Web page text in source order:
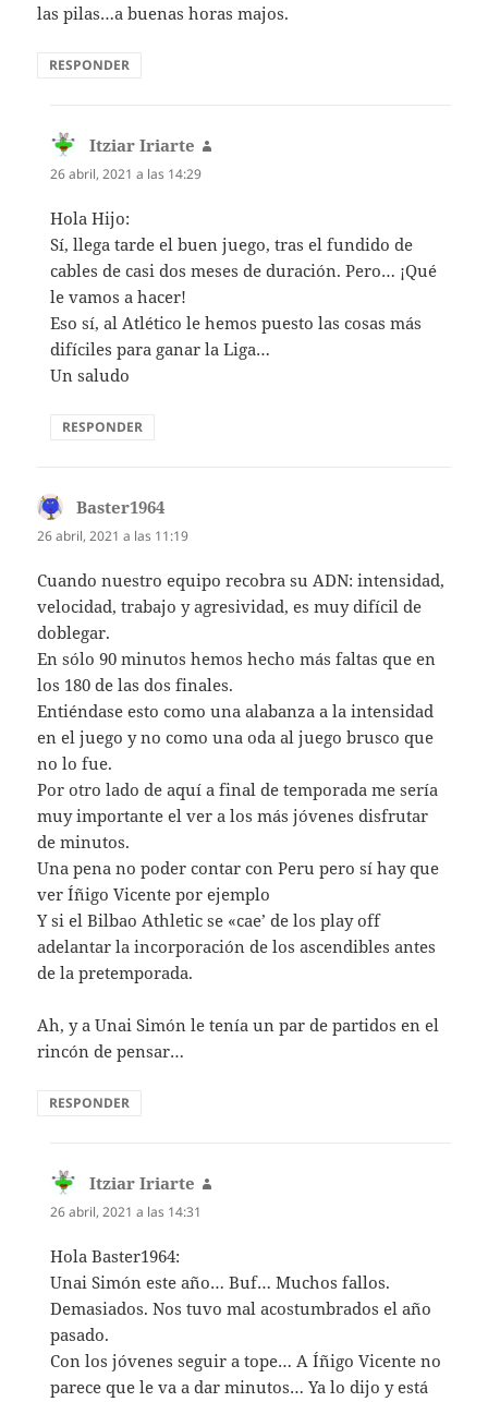
las pilas…a buenas horas majos.
RESPONDER
Itziar Iriarte
26 abril, 2021 a las 14:29
Hola Hijo:
Sí, llega tarde el buen juego, tras el fundido de
cables de casi dos meses de duración. Pero… ¡Qué
le vamos a hacer!
Eso sí, al Atlético le hemos puesto las cosas más
difíciles para ganar la Liga…
Un saludo
RESPONDER
Baster1964
26 abril, 2021 a las 11:19
Cuando nuestro equipo recobra su ADN: intensidad,
velocidad, trabajo y agresividad, es muy difícil de
doblegar.
En sólo 90 minutos hemos hecho más faltas que en
los 180 de las dos finales.
Entiéndase esto como una alabanza a la intensidad
en el juego y no como una oda al juego brusco que
no lo fue.
Por otro lado de aquí a final de temporada me sería
muy importante el ver a los más jóvenes disfrutar
de minutos.
Una pena no poder contar con Peru pero sí hay que
ver Íñigo Vicente por ejemplo
Y si el Bilbao Athletic se «cae’ de los play off
adelantar la incorporación de los ascendibles antes
de la pretemporada.
Ah, y a Unai Simón le tenía un par de partidos en el
rincón de pensar…
RESPONDER
Itziar Iriarte
26 abril, 2021 a las 14:31
Hola Baster1964:
Unai Simón este año… Buf… Muchos fallos.
Demasiados. Nos tuvo mal acostumbrados el año
pasado.
Con los jóvenes seguir a tope… A Íñigo Vicente no
parece que le va a dar minutos… Ya lo dijo y está